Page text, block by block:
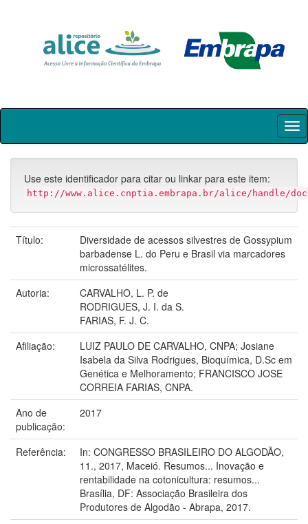
Skip
Use este identificador para citar ou linkar para este item:
http://www.alice.cnptia.embrapa.br/alice/handle/doc/
Título:
Diversidade de acessos silvestres de Gossypium
barbadense L. do Peru e Brasil via marcadores
microssatélites.
Autoria:
CARVALHO, L. P. de
RODRIGUES, J. I. da S.
FARIAS, F. J. C.
Afiliação:
LUIZ PAULO DE CARVALHO, CNPA; Josiane
Isabela da Silva Rodrigues, Bioquímica, D.Sc em
Genética e Melhoramento; FRANCISCO JOSE
CORREIA FARIAS, CNPA.
Ano de
publicação:
2017
Referência:
In: CONGRESSO BRASILEIRO DO ALGODÃO,
11., 2017, Maceió. Resumos... Inovação e
rentabilidade na cotonicultura: resumos...
Brasília, DF: Associação Brasileira dos
Produtores de Algodão - Abrapa, 2017.